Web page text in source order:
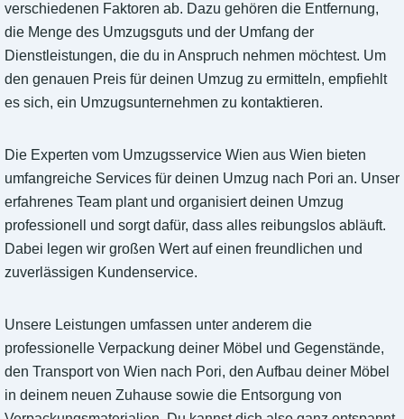
verschiedenen Faktoren ab. Dazu gehören die Entfernung,
die Menge des Umzugsguts und der Umfang der
Dienstleistungen, die du in Anspruch nehmen möchtest. Um
den genauen Preis für deinen Umzug zu ermitteln, empfiehlt
es sich, ein Umzugsunternehmen zu kontaktieren.
Die Experten vom Umzugsservice Wien aus Wien bieten
umfangreiche Services für deinen Umzug nach Pori an. Unser
erfahrenes Team plant und organisiert deinen Umzug
professionell und sorgt dafür, dass alles reibungslos abläuft.
Dabei legen wir großen Wert auf einen freundlichen und
zuverlässigen Kundenservice.
Unsere Leistungen umfassen unter anderem die
professionelle Verpackung deiner Möbel und Gegenstände,
den Transport von Wien nach Pori, den Aufbau deiner Möbel
in deinem neuen Zuhause sowie die Entsorgung von